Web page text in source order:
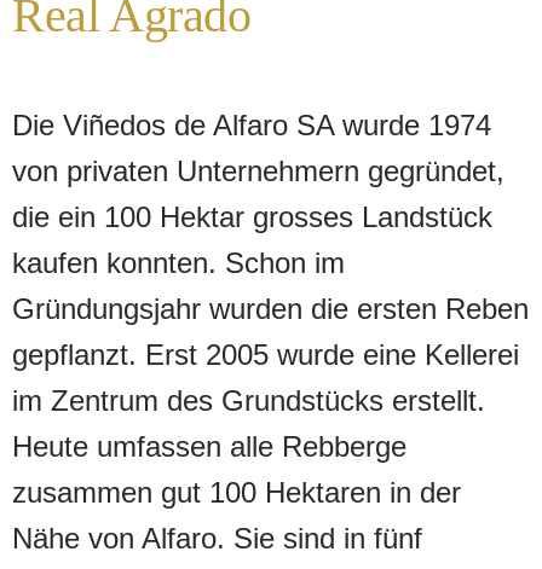
Real Agrado
Die Viñedos de Alfaro SA wurde 1974
von privaten Unternehmern gegründet,
die ein 100 Hektar grosses Landstück
kaufen konnten. Schon im
Gründungsjahr wurden die ersten Reben
gepflanzt. Erst 2005 wurde eine Kellerei
im Zentrum des Grundstücks erstellt.
Heute umfassen alle Rebberge
zusammen gut 100 Hektaren in der
Nähe von Alfaro. Sie sind in fünf